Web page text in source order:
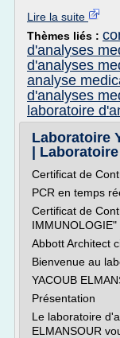
Lire la suite
Thèmes liés :
d'analyses
d'analyses
analyse
d'analyses
laboratoire
Laboratoire
|
Certificat de
PCR en temps
Certificat de
IMMUNOLOGIE"
Abbott Architect
Bienvenue au
YACOUB
Présentation
Le laboratoire
ELMANSOUR